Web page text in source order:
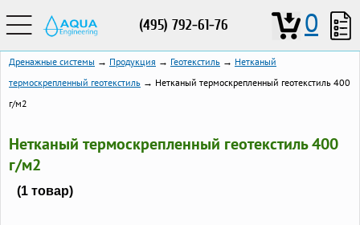
(495) 792-61-76 0
Дренажные системы → Продукция → Геотекстиль → Нетканый
термоскрепленный геотекстиль → Нетканый термоскрепленный геотекстиль 400
г/м2
Нетканый термоскрепленный геотекстиль 400
г/м2
(1 товар)